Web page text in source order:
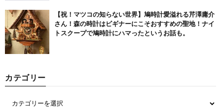
【祝！マツコの知らない世界】鳩時計愛溢れる芹澤庸介
さん！森の時計はビギナーにこそおすすめの聖地！ナイ
トスクープで鳩時計にハマったというお話も。
カテゴリー